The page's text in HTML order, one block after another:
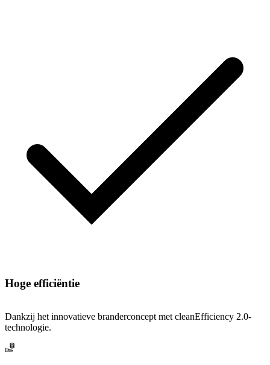
Hoge efficiëntie
Dankzij het innovatieve branderconcept met cleanEfficiency 2.0-
technologie.